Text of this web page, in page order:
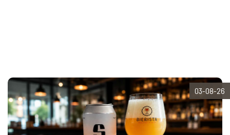
03-08-26